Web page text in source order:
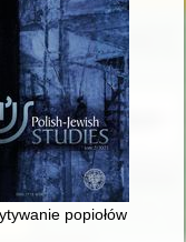
informacje o
popiołów –